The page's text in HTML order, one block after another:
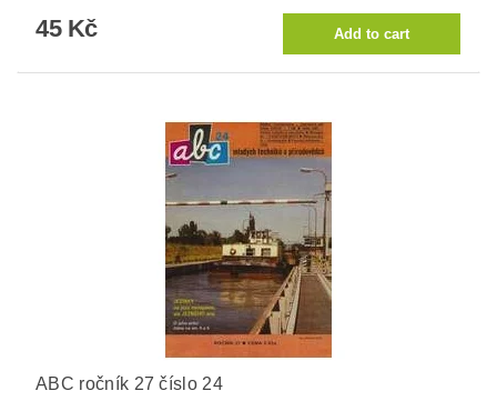
45 Kč
ABC ročník 27 číslo 24